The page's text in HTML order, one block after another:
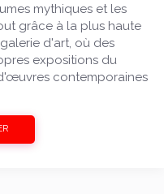
mythiques et les
grâce à la plus haute
d'art, où des
expositions du
contemporaines